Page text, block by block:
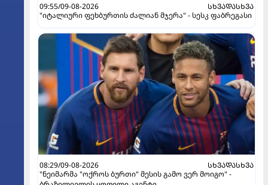
09:55/09-08-2026
ᲡᲮᲕᲐᲓᲐᲡᲮᲕᲐ
"იტალიური ფეხბურთის ძალიან მჯერა" - სესკ ფაბრეგასი
08:29/09-08-2026
ᲡᲮᲕᲐᲓᲐᲡᲮᲕᲐ
"ნეიმარმა "ოქროს ბურთი" მესის გამო ვერ მოიგო" -